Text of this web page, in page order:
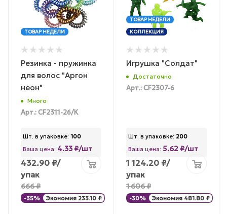
ТОВАР НЕДЕЛИ
Резинка - пружинка
для волос "Аргон
неон"
Много
Арт.: CF2311-26/К
Шт. в упаковке: 100
Ваша цена: 4.33 ₽/шт
432.90 ₽/
упак
666₽
-35% Экономия 233.10 ₽
ТОВАР НЕДЕЛИ
КОЛЛЕКЦИЯ
Игрушка "Солдат"
Достаточно
Арт.: CF2307-6
Шт. в упаковке: 200
Ваша цена: 5.62 ₽/шт
1 124.20 ₽/
упак
1 606₽
-30% Экономия 481.80 ₽